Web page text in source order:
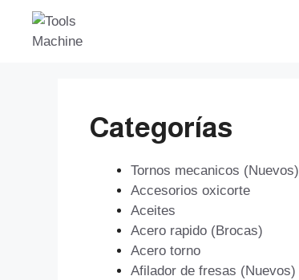
Saltar
contenido
Categorías
Tornos mecanicos (Nuevos)
Accesorios oxicorte
Aceites
Acero rapido (Brocas)
Acero torno
Afilador de fresas (Nuevos)